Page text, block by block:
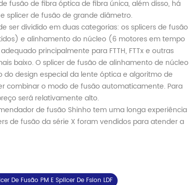
fusão de fibra óptica de fibra única, além disso, há
splicer de fusão de grande diâmetro.
ser dividido em duas categorias: os splicers de fusão
e alinhamento do núcleo (6 motores em tempo
principalmente para FTTH, FTTx e outras
baixo. O splicer de fusão de alinhamento de núcleo
design especial da lente óptica e algoritmo de
combinar o modo de fusão automaticamente. Para
será relativamente alto.
de fusão Shinho tem uma longa experiência
de fusão da série X foram vendidos para atender a
De Fusão PM E Splicer De Fsion LDF